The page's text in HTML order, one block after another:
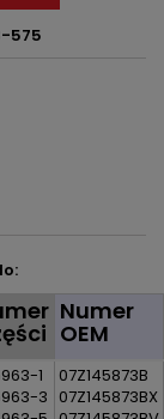
575
Numer
OEM
1
3
07Z145873B
07Z145873BX